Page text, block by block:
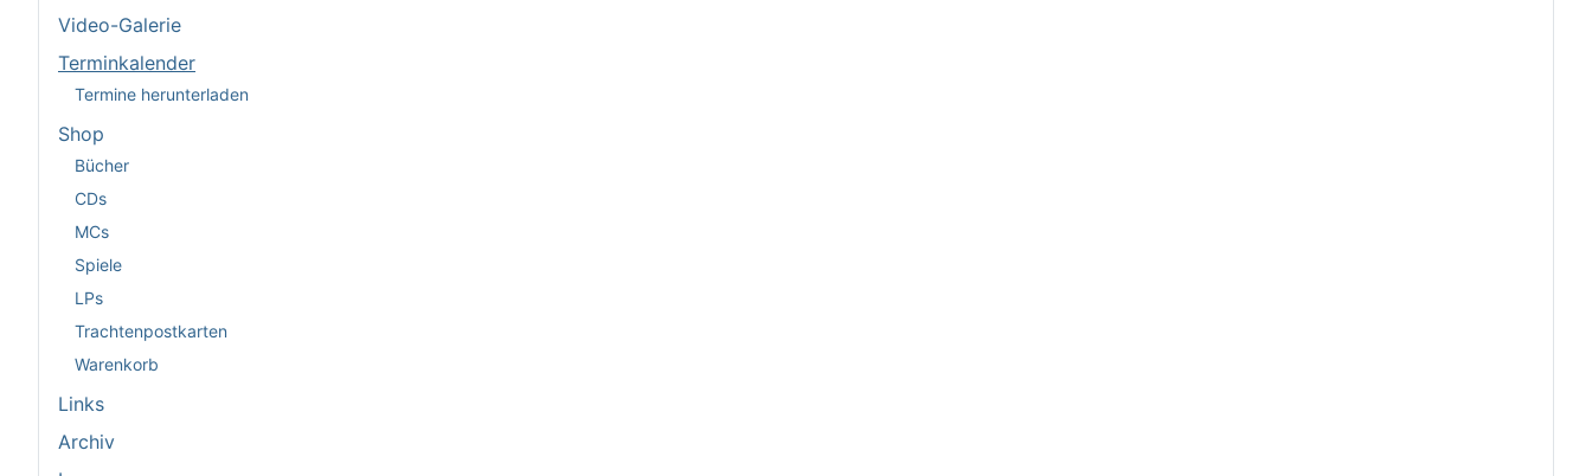
Video-Galerie
Terminkalender
Termine herunterladen
Shop
Bücher
CDs
MCs
Spiele
LPs
Trachtenpostkarten
Warenkorb
Links
Archiv